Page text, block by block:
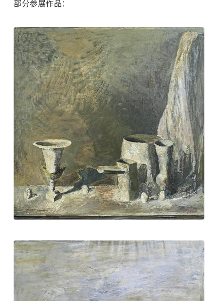
部分参展作品：